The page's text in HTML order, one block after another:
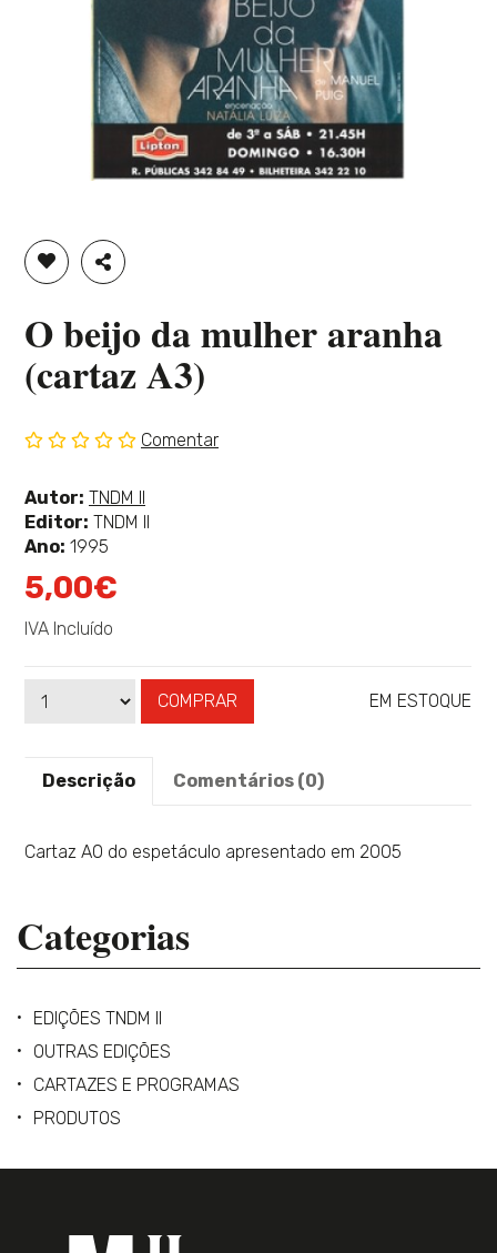
ADICIONAR À LISTA DE DESEJOS
PARTILHAR
O beijo da mulher aranha
(cartaz A3)
classificação
Comentar
Autor: Ver
mais
sobre
TNDM II
Editor: TNDM II
Ano: 1995
5,00€
IVA Incluído
Qtd COMPRAR
Disponibilidade: EM ESTOQUE
Descrição Comentários (0)
Cartaz A0 do espetáculo apresentado em 2005
Categorias
EDIÇÕES TNDM II
OUTRAS EDIÇÕES
CARTAZES E PROGRAMAS
PRODUTOS